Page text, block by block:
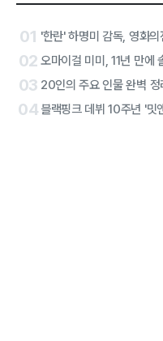
01
02
03 20인의 주요 인물 완벽
04